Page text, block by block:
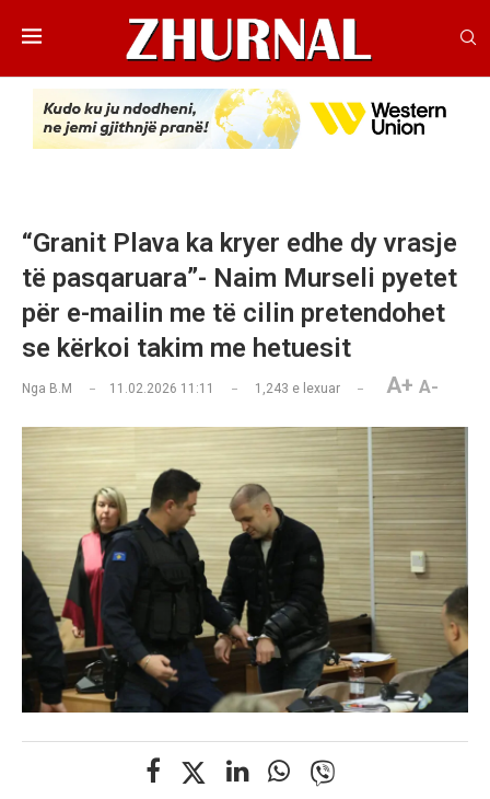
“Granit Plava ka kryer edhe dy vrasje
të pasqaruara”- Naim Murseli pyetet
për e-mailin me të cilin pretendohet
se kërkoi takim me hetuesit
Nga B.M 11.02.2026 11:11 1,243 e lexuar A+ A-